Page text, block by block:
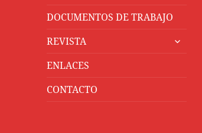
menú
DOCUMENTOS DE TRABAJO
REVISTA
expande
ENLACES
CONTACTO